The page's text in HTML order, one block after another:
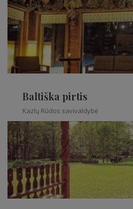
Baltiška pirtis
Kazlų Rūdos savivaldybė